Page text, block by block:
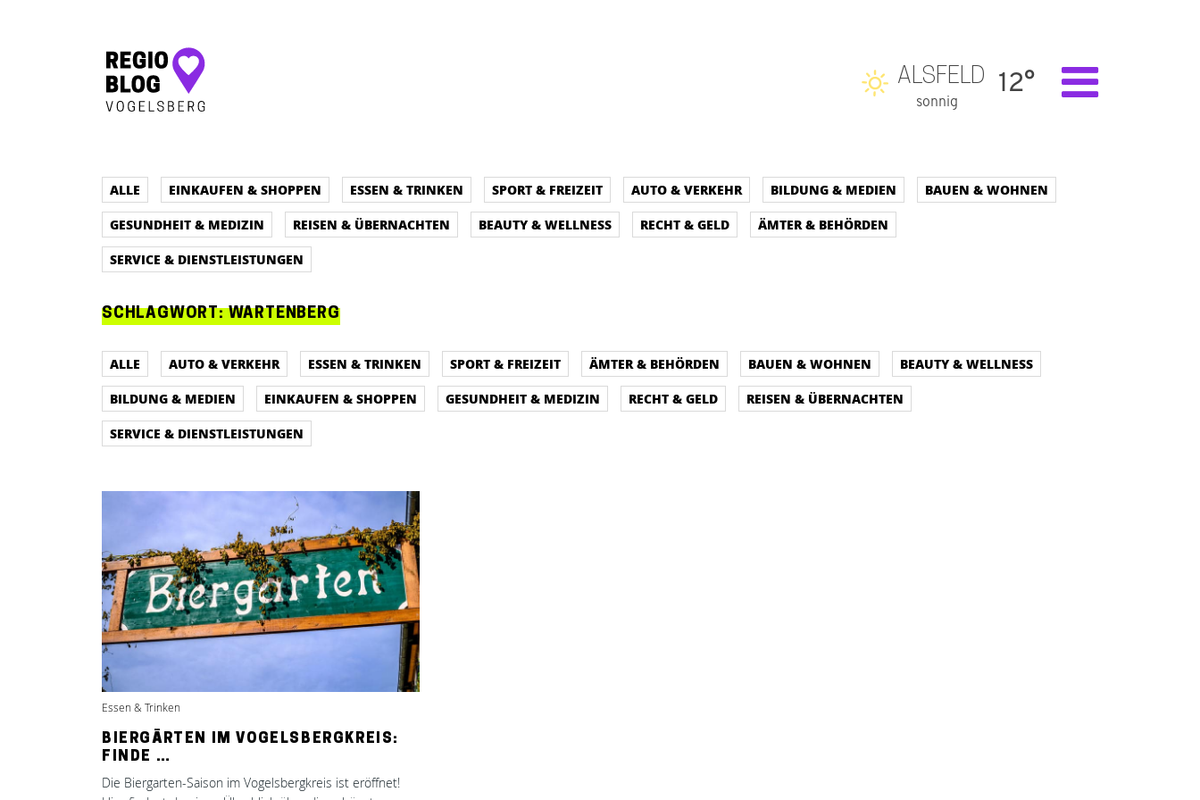
Hauptnavigation
ALSFELD
sonnig
12°
ALLE EINKAUFEN & SHOPPEN ESSEN & TRINKEN SPORT & FREIZEIT AUTO & VERKEHR BILDUNG & MEDIEN
BAUEN & WOHNEN
GESUNDHEIT & MEDIZIN
REISEN & ÜBERNACHTEN BEAUTY & WELLNESS RECHT & GELD
ÄMTER & BEHÖRDEN
SERVICE & DIENSTLEISTUNGEN
SCHLAGWORT:WARTENBERG
ALLE AUTO & VERKEHR ESSEN & TRINKEN SPORT & FREIZEIT ÄMTER & BEHÖRDEN BAUEN & WOHNEN
BEAUTY & WELLNESS
BILDUNG & MEDIEN
EINKAUFEN & SHOPPEN GESUNDHEIT & MEDIZIN RECHT & GELD
REISEN & ÜBERNACHTEN
SERVICE & DIENSTLEISTUNGEN
Essen & Trinken
BIERGÄRTEN IM VOGELSBERGKREIS:
FINDE …
Die Biergarten-Saison im Vogelsbergkreis ist eröffnet!